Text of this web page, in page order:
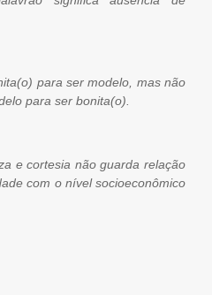
para ser modelo, mas não
para ser bonita(o).
e cortesia não guarda relação
com o nível socioeconômico